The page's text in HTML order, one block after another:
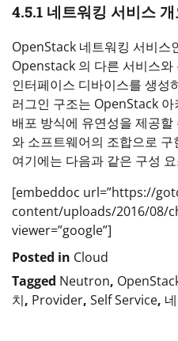
4.5.1 네트워킹 서비스 개
OpenStack 네트워킹 서비
Openstack 의 다른 서비스와
인터페이스 디바이스를 생성
러그인 구조는 OpenStack
배포 방식에 유연성을 제공
와 소프트웨어의 조합으로 구
여기에는 다음과 같은 구성
[embeddoc url=”https://
content/uploads/2016/08/
viewer=”google”]
Posted in Cloud
Tagged Neutron,
치, Provider, Self Service,